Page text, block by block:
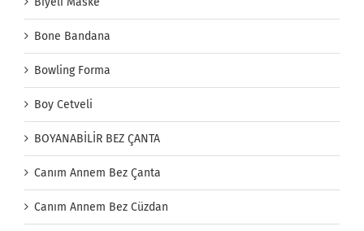
Bone Bandana
Bowling Forma
Boy Cetveli
BOYANABİLİR BEZ ÇANTA
Canım Annem Bez Çanta
Canım Annem Bez Cüzdan